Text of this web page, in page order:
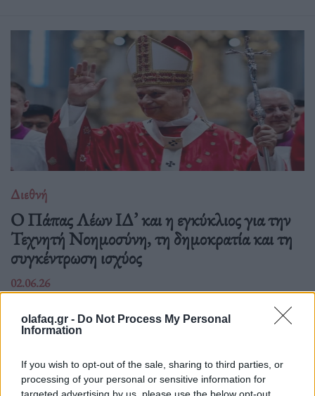
olafaq.gr - Do Not Process My Personal
Information
If you wish to opt-out of the sale, sharing to third parties, or
processing of your personal or sensitive information for
targeted advertising by us, please use the below opt-out
Διεθνή
Ο Πάπας Λέων ΙΔ’ και η εγκύκλιος για την
Τεχνητή Νοημοσύνη, τη δημοκρατία και τη
συγκέντρωση ισχύος
02.06.26
Στην πρώτη του εγκύκλιο "Magnifica Humanitas", ο Πάπας
Λέων ΙΔ’ χρησιμοποιεί την ΤΝ ως αφετηρία για να
δημοκρατίας και τη συγκέντρωση εξουσίας σε